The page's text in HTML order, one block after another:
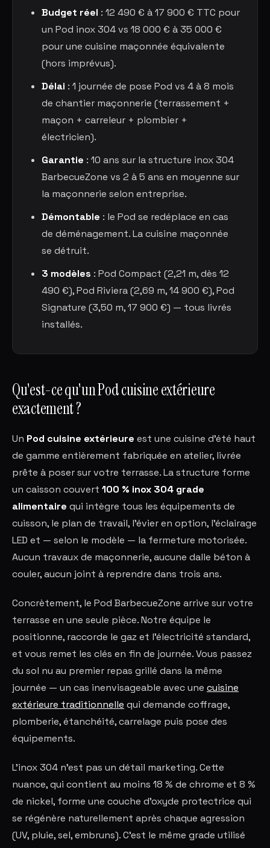
Budget réel : 12 490 € à 17 900 € TTC pour
un Pod inox 304 vs 18 000 € à 35 000 €
pour une cuisine maçonnée équivalente
(hors imprévus).
Délai : 1 journée de pose Pod vs 4 à 8 mois
de chantier maçonnerie (terrassement +
maçon + carreleur + plombier +
électricien).
Garantie : 10 ans sur la structure inox 304
BarbecueZone vs 2 à 5 ans en moyenne sur
la maçonnerie selon entreprise.
Démontable : le Pod se redéplace en cas
de déménagement. La cuisine maçonnée
se détruit.
3 modèles : Pod Compact (2,21 m, dès 12
490 €), Pod Riviera (2,69 m, 14 900 €), Pod
Signature (3,50 m, 17 900 €) — tous livrés
installés.
Qu'est-ce qu'un Pod cuisine extérieure
exactement ?
Un Pod cuisine extérieure est une cuisine d'été haut
de gamme entièrement fabriquée en atelier, livrée
prête à poser sur votre terrasse. La structure forme
un caisson couvert 100 % inox 304 grade
alimentaire qui intègre tous les équipements de
cuisson, le plan de travail, l'évier en option, l'éclairage
LED et — selon le modèle — la fermeture motorisée.
Aucun travaux de maçonnerie, aucune dalle béton à
couler, aucun joint à reprendre dans trois ans.
Concrètement, le Pod BarbecueZone arrive sur votre
terrasse en une seule pièce. Notre équipe le
positionne, raccorde le gaz et l'électricité standard,
et vous remet les clés en fin de journée. Vous passez
du sol nu au premier repas grillé dans la même
journée — un cas inenvisageable avec une cuisine
extérieure traditionnelle qui demande coffrage,
plomberie, étanchéité, carrelage puis pose des
équipements.
L'inox 304 n'est pas un détail marketing. Cette
nuance, qui contient au moins 18 % de chrome et 8 %
de nickel, forme une couche d'oxyde protectrice qui
se régénère naturellement après chaque agression
(UV, pluie, sel, embruns). C'est le même grade utilisé